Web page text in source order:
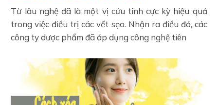
Từ lâu nghệ đã là một vị cứu tinh cực kỳ hiệu quả
trong việc điều trị các vết sẹo. Nhận ra điều đó, các
công ty dược phẩm đã áp dụng công nghệ tiên